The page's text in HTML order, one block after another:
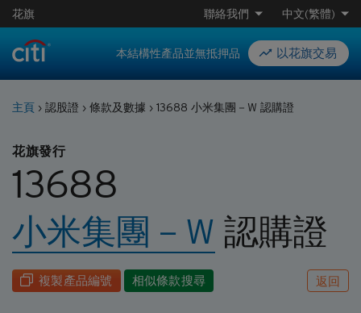
花旗 聯絡我們 中文(繁體)
本結構性產品並無抵押品 以花旗交易
主頁 › 認股證 › 條款及數據 › 13688 小米集團－W 認購證
花旗發行
13688
小米集團－W 認購證
複製產品編號 相似條款搜尋 返回